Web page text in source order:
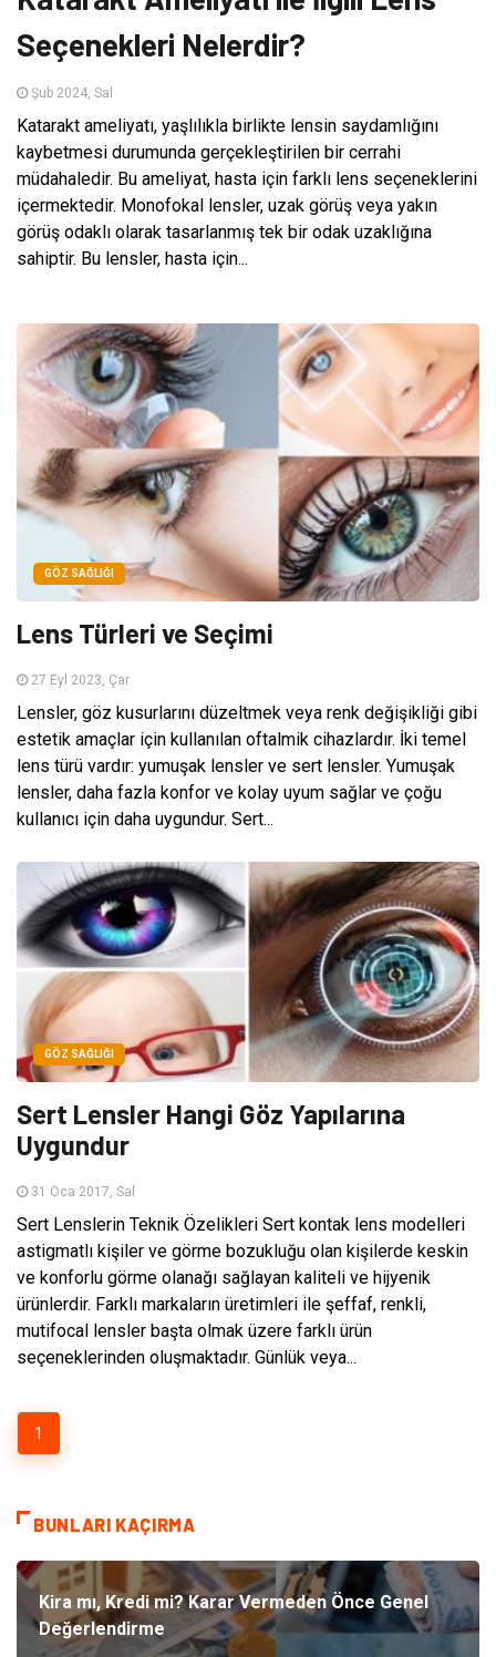
Seçenekleri Nelerdir?
Şub 2024, Sal
Katarakt ameliyatı, yaşlılıkla birlikte lensin saydamlığını
kaybetmesi durumunda gerçekleştirilen bir cerrahi
müdahaledir. Bu ameliyat, hasta için farklı lens seçeneklerini
içermektedir. Monofokal lensler, uzak görüş veya yakın
görüş odaklı olarak tasarlanmış tek bir odak uzaklığına
sahiptir. Bu lensler, hasta için...
GÖZ SAĞLIĞI
Lens Türleri ve Seçimi
27 Eyl 2023, Çar
Lensler, göz kusurlarını düzeltmek veya renk değişikliği gibi
estetik amaçlar için kullanılan oftalmik cihazlardır. İki temel
lens türü vardır: yumuşak lensler ve sert lensler. Yumuşak
lensler, daha fazla konfor ve kolay uyum sağlar ve çoğu
kullanıcı için daha uygundur. Sert...
GÖZ SAĞLIĞI
Sert Lensler Hangi Göz Yapılarına
Uygundur
31 Oca 2017, Sal
Sert Lenslerin Teknik Özelikleri Sert kontak lens modelleri
astigmatlı kişiler ve görme bozukluğu olan kişilerde keskin
ve konforlu görme olanağı sağlayan kaliteli ve hijyenik
ürünlerdir. Farklı markaların üretimleri ile şeffaf, renkli,
mutifocal lensler başta olmak üzere farklı ürün
seçeneklerinden oluşmaktadır. Günlük veya...
1
BUNLARI KAÇIRMA
Kira mı, Kredi mi? Karar Vermeden Önce Genel
Değerlendirme